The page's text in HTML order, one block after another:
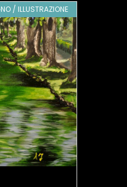
/ ILLUSTRAZIONE